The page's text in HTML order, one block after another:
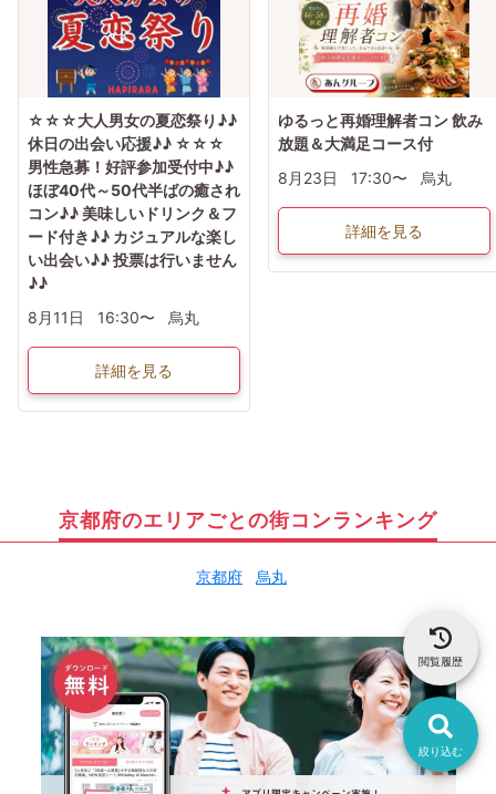
絞り込む
閲覧履歴
☆☆☆大人男女の夏恋祭り♪♪
休日の出会い応援♪♪ ☆☆☆
男性急募！好評参加受付中♪♪
ほぼ40代～50代半ばの癒され
コン♪♪ 美味しいドリンク＆フ
ード付き♪♪ カジュアルな楽し
い出会い♪♪ 投票は行いません
♪♪
8月11日
16:30〜 烏丸
詳細を見る
ゆるっと再婚理解者コン 飲み
放題＆大満足コース付
8月23日
17:30〜 烏丸
詳細を見る
京都府のエリアごとの街コンランキング
京都府 烏丸